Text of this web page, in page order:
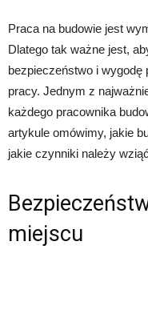
Praca na budowie jest
Dlatego tak ważne jest,
bezpieczeństwo i
pracy. Jednym z
każdego pracownika
artykule omówimy, jakie
jakie czynniki należy
miejscu